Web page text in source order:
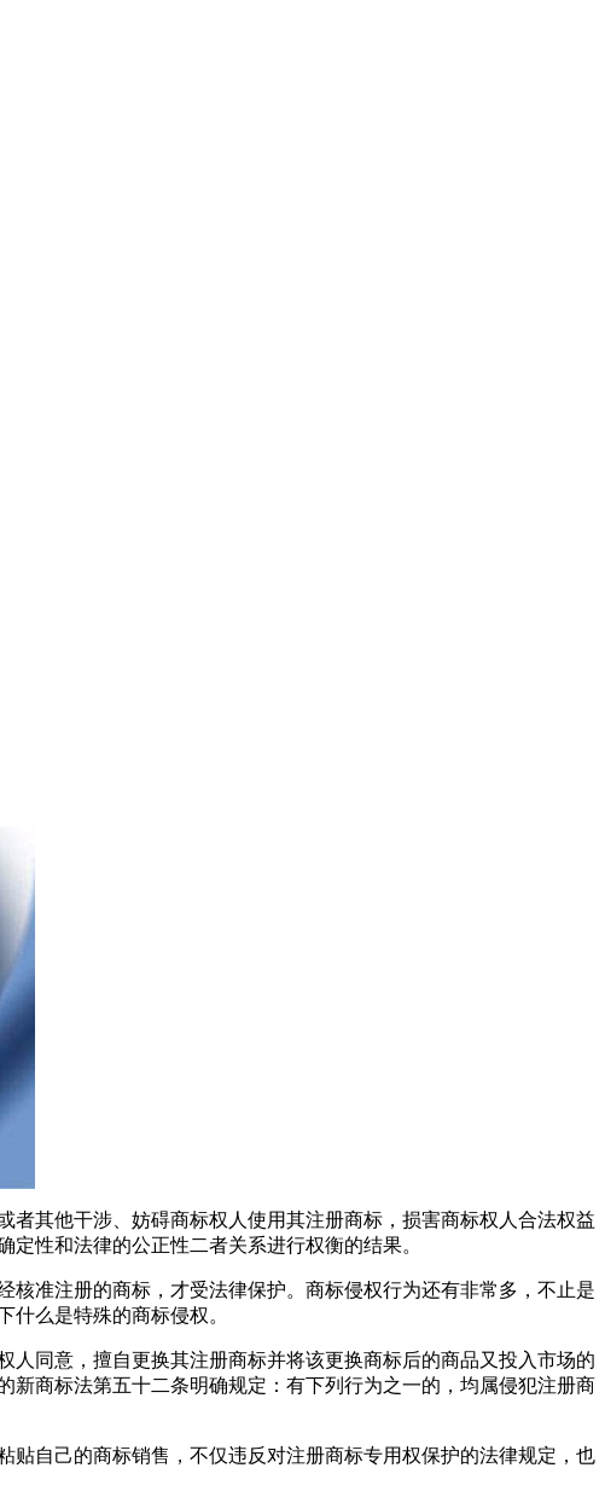
其他干涉、妨碍商标权人使用其注册商标，损害商标权人合法权益
性和法律的公正性二者关系进行权衡的结果。
准注册的商标，才受法律保护。商标侵权行为还有非常多，不止是
什么是特殊的商标侵权。
同意，擅自更换其注册商标并将该更换商标后的商品又投入市场的
商标法第五十二条明确规定：有下列行为之一的，均属侵犯注册商
自己的商标销售，不仅违反对注册商标专用权保护的法律规定，也